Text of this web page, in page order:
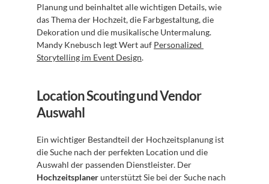
Planung und beinhaltet alle wichtigen Details, wie
das Thema der Hochzeit, die Farbgestaltung, die
Dekoration und die musikalische Untermalung.
Mandy Knebusch legt Wert auf Personalized
Storytelling im Event Design.
Location Scouting und Vendor
Auswahl
Ein wichtiger Bestandteil der Hochzeitsplanung ist
die Suche nach der perfekten Location und die
Hochzeitsplaner unterstützt Sie bei der Suche nach